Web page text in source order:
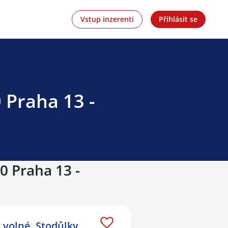
Vstup inzerenti Přihlásit se
13 -
Praha 13 -